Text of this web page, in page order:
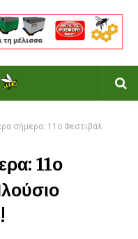
σήμερα: 11ο Φεστιβάλ
11ο